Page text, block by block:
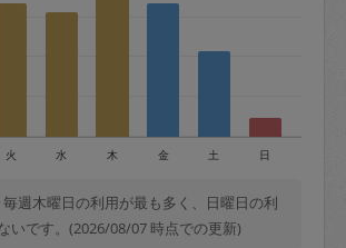
9時～土曜日8時まで＝依頼金額の
全額
在による当日キャンセル＝依頼
＋交通費全額
火 水 木 金 土 日
週木曜日の利用が最も多く、日曜日の利
いです。(2026/08/07 時点での更新)